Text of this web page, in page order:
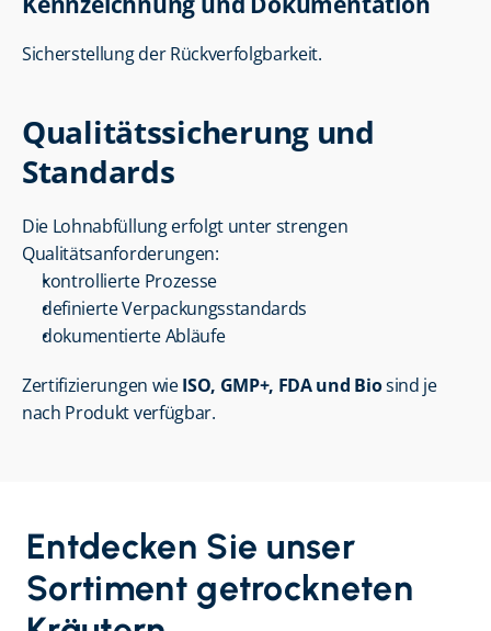
Sicherstellung der Rückverfolgbarkeit.
Qualitätssicherung und
Standards
Die Lohnabfüllung erfolgt unter strengen
Qualitätsanforderungen:
kontrollierte Prozesse
definierte Verpackungsstandards
dokumentierte Abläufe
Zertifizierungen wie ISO, GMP+, FDA und Bio sind je
nach Produkt verfügbar.
Entdecken Sie unser
Sortiment getrockneten